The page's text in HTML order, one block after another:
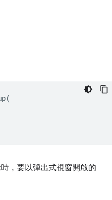
(
，要以彈出式視窗開啟的